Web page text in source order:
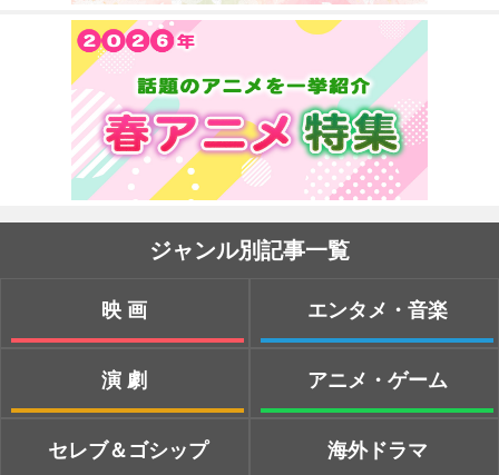
ジャンル別記事一覧
映画
演劇
セレブ＆ゴシップ
エンタメ・音楽
アニメ・ゲーム
海外ドラマ